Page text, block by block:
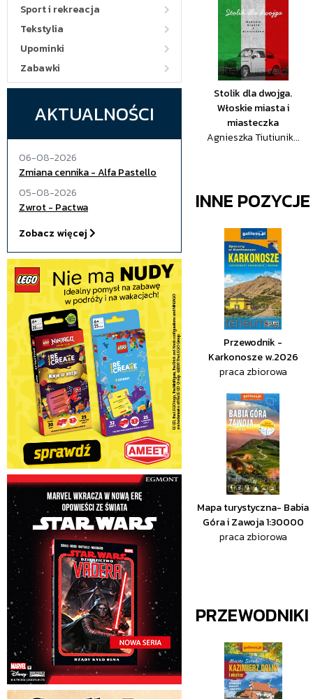
Sport i rekreacja
Tekstylia
Upominki
Zabawki
AKTUALNOŚCI
06-08-2026
Zmiana cennika - Alfa Pastello
05-08-2026
Zwrot - Pactwa
Zobacz więcej
Stolik dla dwojga.
Włoskie miasta i
miasteczka
Agnieszka Tiutiunik...
INNE
Przewodnik -
Karkonosze w.2026
praca zbiorowa
Mapa turystyczna- Babia
Góra i Zawoja 1:30000
praca zbiorowa
PRZEWODNIKI